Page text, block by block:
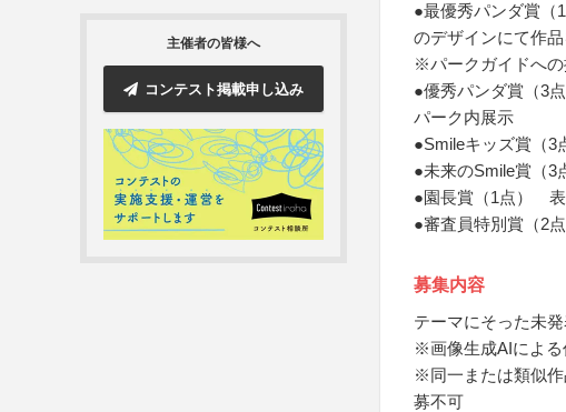
主催者の皆様へ
コンテスト掲載申し込み
●最優秀パンダ賞
のデザインにて作
※パークガイドへの
●優秀パンダ賞（3
パーク内展示
●Smileキッズ賞（
●未来のSmile賞（
●園長賞（1点） 表
●審査員特別賞（2
募集内容
テーマにそった未
※画像生成AIによる
※同一または類似
募不可